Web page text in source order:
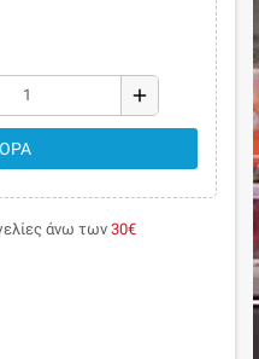
add
άνω των 30€